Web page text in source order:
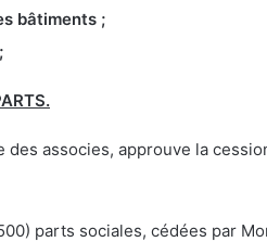
bâtiments ;
des associes, approuve la
parts sociales, cédées par